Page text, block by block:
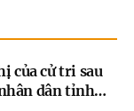
của cử tri sau
dân tỉnh